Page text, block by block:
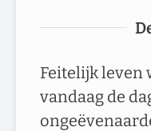
Feitelijk leven
vandaag de